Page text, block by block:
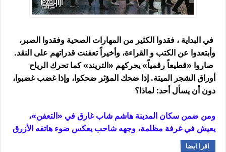
في البداية ، فقدوا الكثير من المهارات الصحية وفقدوا الصبر،
وأبتعدوا عن الكتب و القراءة، وأخيراً تعفنت قدراتهم على النقد.
صاروا «قطيعاً رقمياً» يحركهم «التريند» كما تحرك الرياح
أوراق الشجر الميتة. إذا ضحك المؤثر ضحكوا، وإذا غضب غضبوا،
دون أن يسأل أحد: لماذا؟
ومن ضمن سكان المدينة هاشم شاب غارق في «التعفن»،
يعيش في غرفة مظلمة، وجهه شاحب يعكس ضوء هاتفه الأزرق
اقرا ايضا